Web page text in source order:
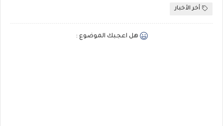
أخر الأخبار
هل اعجبك الموضوع :